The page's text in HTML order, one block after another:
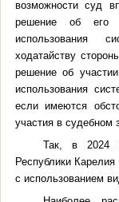
возможности суд
решение об его
использования
ходатайству
решение об
использования
если имеются
участия в судебном
Так, в 2024
Республики
с использованием